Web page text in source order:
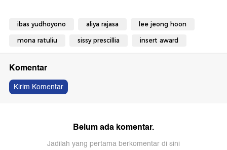
ibas yudhoyono aliya rajasa lee jeong hoon
mona ratuliu sissy prescillia insert award
Komentar
Kirim Komentar
Belum ada komentar.
Jadilah yang pertama berkomentar di sini